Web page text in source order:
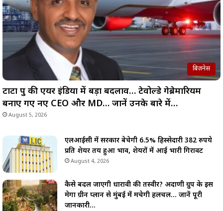
बिज़नेस
टाटा ग्रुप की एयर इंडिया में बड़ा बदलाव… टेवोल्डे गेब्रेमारियम
बनाए गए नए CEO और MD… जानें उनके बारे में…
August 5, 2026
एलआईसी में सरकार बेचेगी 6.5% हिस्सेदारी 382 रुपये
प्रति शेयर तय हुआ भाव, शेयरों में आई भारी गिरावट
August 4, 2026
कैसे बदल जाएगी धारावी की तस्वीर? अदाणी ग्रुप के इस
मेगा ग्रीन प्लान से मुंबई में मचेगी हलचल… जानें पूरी
जानकारी…